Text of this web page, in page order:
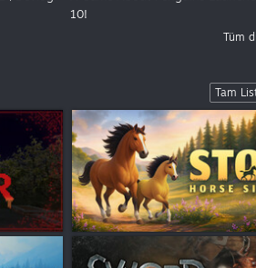
10!
Tüm
Tam